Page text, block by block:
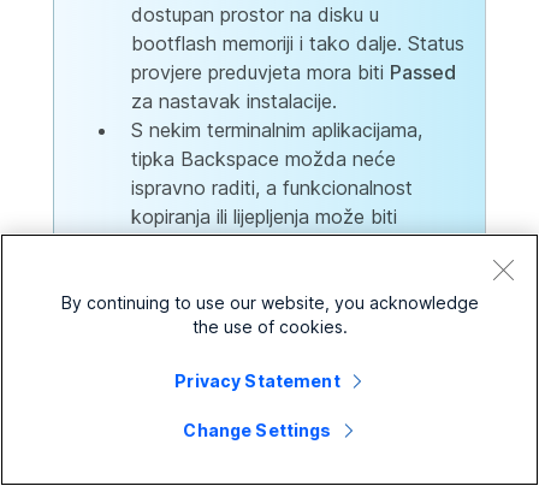
dostupan prostor na disku u
bootflash memoriji i tako dalje. Status
provjere preduvjeta mora biti Passed
za nastavak instalacije.
S nekim terminalnim aplikacijama,
tipka Backspace možda neće
ispravno raditi, a funkcionalnost
kopiranja ili lijepljenja može biti
Pokrenite instalaciju
instalacijskog izbornika; ako je konektor postavljen,
By continuing to use our website, you acknowledge
the use of cookies.
Privacy Statement
Change Settings